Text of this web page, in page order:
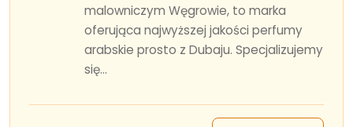
malowniczym Węgrowie, to marka
oferująca najwyższej jakości perfumy
arabskie prosto z Dubaju. Specjalizujemy
się...